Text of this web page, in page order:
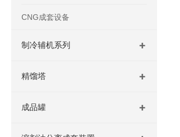
CNG成套设备
制冷辅机系列
精馏塔
成品罐